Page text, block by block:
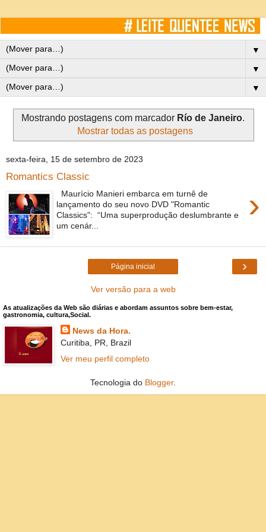
▼
▼
▼
Mostrando postagens com marcador Río de Janeiro.
Mostrar todas as postagens
sexta-feira, 15 de setembro de 2023
Romantics Classic
›
Maurício Manieri embarca em turnê de
lançamento do seu novo DVD "Romantic
Classics": “Uma superprodução deslumbrante e
um cenár...
›
Página inicial
Ver versão para a web
As atualizações da Web são diárias e abordam assuntos sobre bem-estar,
gastronomia, cultura,Social.
News da Hora.
Curitiba, PR, Brazil
Ver meu perfil completo
Tecnologia do Blogger.